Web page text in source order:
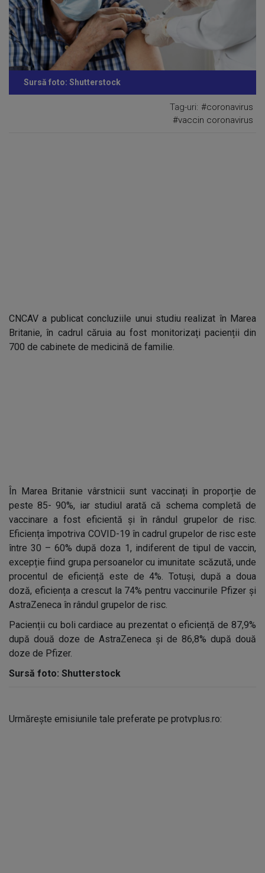
Sursă foto: Shutterstock
Tag-uri: #coronavirus
#vaccin coronavirus
CNCAV a publicat concluziile unui studiu realizat în Marea
Britanie, în cadrul căruia au fost monitorizați pacienții din
700 de cabinete de medicină de familie.
În Marea Britanie vârstnicii sunt vaccinați în proporție de
peste 85- 90%, iar studiul arată că schema completă de
vaccinare a fost eficientă și în rândul grupelor de risc.
Eficiența împotriva COVID-19 în cadrul grupelor de risc este
între 30 – 60% după doza 1, indiferent de tipul de vaccin,
excepție fiind grupa persoanelor cu imunitate scăzută, unde
procentul de eficiență este de 4%. Totuși, după a doua
doză, eficiența a crescut la 74% pentru vaccinurile Pfizer și
AstraZeneca în rândul grupelor de risc.
Pacienții cu boli cardiace au prezentat o eficiență de 87,9%
după două doze de AstraZeneca și de 86,8% după două
doze de Pfizer.
Sursă foto: Shutterstock
Urmărește emisiunile tale preferate pe protvplus.ro: